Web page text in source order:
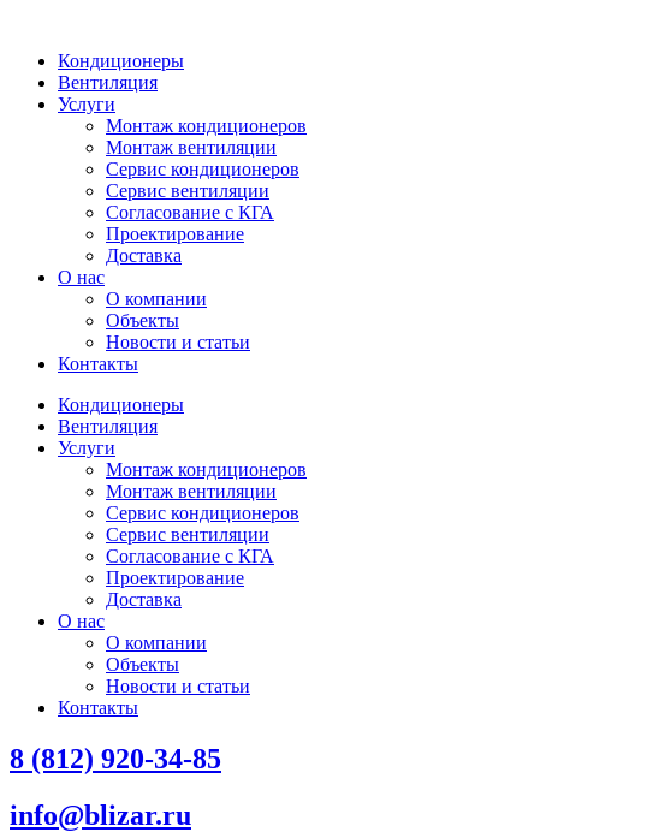
Кондиционеры
Вентиляция
Услуги
Монтаж кондиционеров
Монтаж вентиляции
Сервис кондиционеров
Сервис вентиляции
Согласование с КГА
Проектирование
Доставка
О нас
О компании
Объекты
Новости и статьи
Контакты
Кондиционеры
Вентиляция
Услуги
Монтаж кондиционеров
Монтаж вентиляции
Сервис кондиционеров
Сервис вентиляции
Согласование с КГА
Проектирование
Доставка
О нас
О компании
Объекты
Новости и статьи
Контакты
8 (812) 920-34-85
info@blizar.ru